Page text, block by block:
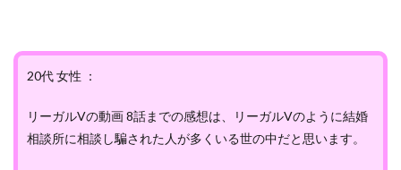
20代 女性 ：
リーガルVの動画 8話までの感想は、リーガルVのように結婚
相談所に相談し騙された人が多くいる世の中だと思います。